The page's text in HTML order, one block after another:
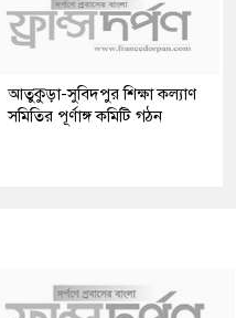
আতুকুড়া-সুবিদপুর শিক্ষা কল্যাণ
সমিতির পূর্ণাঙ্গ কমিটি গঠন